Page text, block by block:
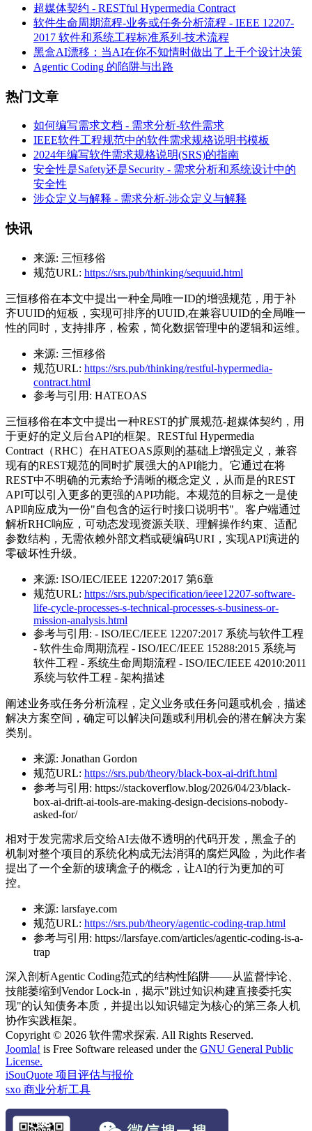
超媒体契约 - RESTful Hypermedia Contract
软件生命周期流程-业务或任务分析流程 - IEEE 12207-
2017 软件和系统工程标准系列-技术流程
黑盒AI漂移：当AI在你不知情时做出了上千个设计决策
Agentic Coding 的陷阱与出路
热门文章
如何编写需求文档 - 需求分析-软件需求
IEEE软件工程规范中的软件需求规格说明书模板
2024年编写软件需求规格说明(SRS)的指南
安全性是Safety还是Security - 需求分析和系统设计中的
安全性
涉众定义与解释 - 需求分析-涉众定义与解释
快讯
来源: 三恒移俗
规范URL: https://srs.pub/thinking/sequuid.html
三恒移俗在本文中提出一种全局唯一ID的增强规范，用于补
齐UUID的短板，实现可排序的UUID,在兼容UUID的全局唯一
性的同时，支持排序，检索，简化数据管理中的逻辑和运维。
来源: 三恒移俗
规范URL: https://srs.pub/thinking/restful-hypermedia-
contract.html
参考与引用: HATEOAS
三恒移俗在本文中提出一种REST的扩展规范-超媒体契约，用
于更好的定义后台API的框架。RESTful Hypermedia
Contract（RHC）在HATEOAS原则的基础上增强定义，兼容
现有的REST规范的同时扩展强大的API能力。它通过在将
REST中不明确的元素给予清晰的概念定义，从而是的REST
API可以引入更多的更强的API功能。本规范的目标之一是使
API响应成为一份"自包含的运行时接口说明书"。客户端通过
解析RHC响应，可动态发现资源关联、理解操作约束、适配
参数结构，无需依赖外部文档或硬编码URI，实现API演进的
零破坏性升级。
来源: ISO/IEC/IEEE 12207:2017 第6章
规范URL: https://srs.pub/specification/ieee12207-software-
life-cycle-processes-s-technical-processes-s-business-or-
mission-analysis.html
参考与引用: - ISO/IEC/IEEE 12207:2017 系统与软件工程
- 软件生命周期流程 - ISO/IEC/IEEE 15288:2015 系统与
软件工程 - 系统生命周期流程 - ISO/IEC/IEEE 42010:2011
系统与软件工程 - 架构描述
阐述业务或任务分析流程，定义业务或任务问题或机会，描述
解决方案空间，确定可以解决问题或利用机会的潜在解决方案
类别。
来源: Jonathan Gordon
规范URL: https://srs.pub/theory/black-box-ai-drift.html
参考与引用: https://stackoverflow.blog/2026/04/23/black-
box-ai-drift-ai-tools-are-making-design-decisions-nobody-
asked-for/
相对于发完需求后交给AI去做不透明的代码开发，黑盒子的
机制对整个项目的系统化构成无法消弭的腐烂风险，为此作者
提出了一个全新的玻璃盒子的概念，让AI的行为更加的可
控。
来源: larsfaye.com
规范URL: https://srs.pub/theory/agentic-coding-trap.html
参考与引用: https://larsfaye.com/articles/agentic-coding-is-a-
trap
深入剖析Agentic Coding范式的结构性陷阱——从监督悖论、
技能萎缩到Vendor Lock-in，揭示"跳过知识构建直接委托实
现"的认知债务本质，并提出以知识锚定为核心的第三条人机
协作实践框架。
Copyright © 2026 软件需求探索. All Rights Reserved.
Joomla! is Free Software released under the GNU General Public
License.
iSouQuote 项目评估与报价
sxo 商业分析工具